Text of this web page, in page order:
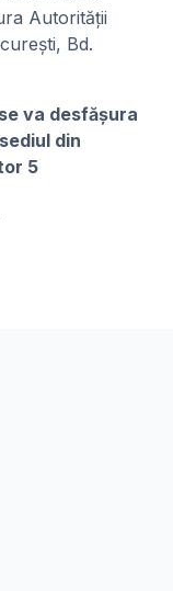
Autorității
Bd.
va desfășura
din
5